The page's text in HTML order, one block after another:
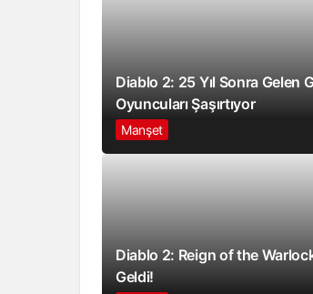
Diablo 2: 25 Yıl Sonra Gelen
Oyuncuları Şaşırtıyor
Manşet
Diablo 2: Reign of the
Geldi!